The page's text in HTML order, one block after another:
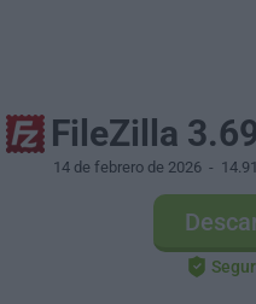
FileZilla
14 de febrero de 2026 -